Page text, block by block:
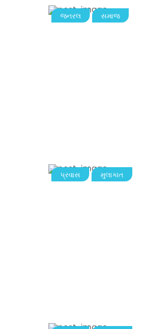
જનરલ સમાજ
પ્રવાસ મુલાકાત